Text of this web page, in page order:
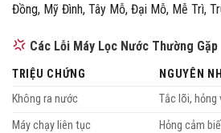
Đồng, Mỹ Đình, Tây Mỗ, Đại Mỗ, Mễ Trì,
Các Lỗi Máy Lọc Nước Thường Gặp
TRIỆU CHỨNG
NGUYÊN
Không ra nước
Tắc lõi, hỏng
Máy chạy liên tục
Hỏng cảm